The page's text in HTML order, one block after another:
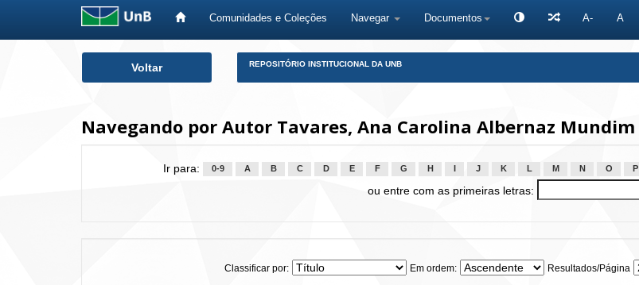
Comunidades e Coleções Navegar Documentos A- A
Voltar REPOSITÓRIO INSTITUCIONAL DA UNB
Navegando por Autor Tavares, Ana Carolina Albernaz Mundim
Ir para: 0-9 A B C D E F G H J K L M N O P
ou entre com as primeiras letras:
Classificar por: Em ordem: Resultados/Página